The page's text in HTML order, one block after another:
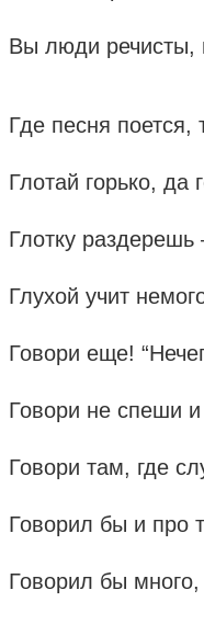
Вы люди речисты,
Где песня поется,
Глотай горько, да
Глотку
Глухой учит
Говори еще!
Говори не спеши
Говори там, где
Говорил бы и про
Говорил бы